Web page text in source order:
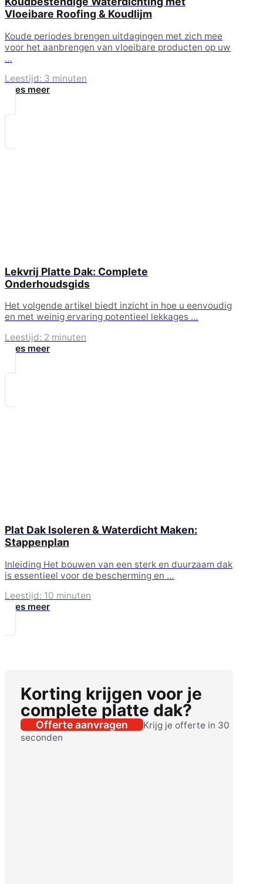
Vloeibare Roofing & Koudlijm
Koude periodes brengen uitdagingen met zich mee
voor het aanbrengen van vloeibare producten op uw
…
Leestijd: 3 minuten
Lees meer
Lekvrij Platte Dak: Complete
Onderhoudsgids
Het volgende artikel biedt inzicht in hoe u eenvoudig
en met weinig ervaring potentieel lekkages …
Leestijd: 2 minuten
Lees meer
Plat Dak Isoleren & Waterdicht Maken:
Stappenplan
Inleiding Het bouwen van een sterk en duurzaam dak
is essentieel voor de bescherming en …
Leestijd: 10 minuten
Lees meer
Korting krijgen voor je
complete platte dak?
Offerte aanvragen
Krijg je offerte in 30
seconden